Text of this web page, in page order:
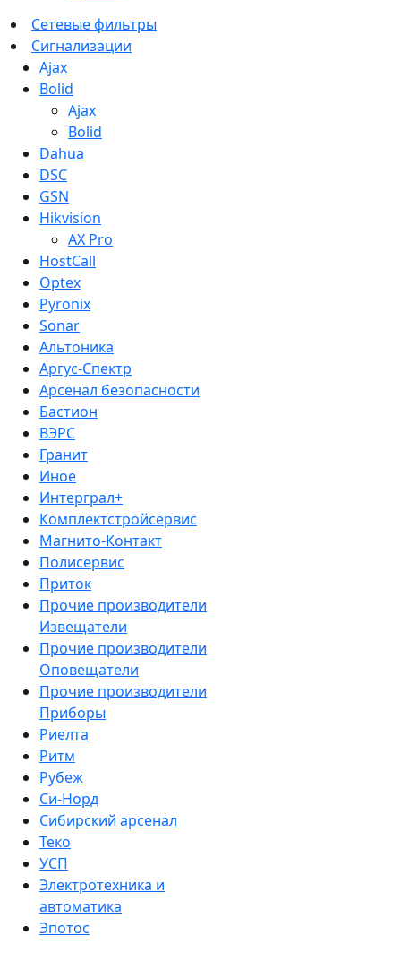
Сетевые фильтры
Сигнализации
Ajax
Bolid
Ajax
Bolid
Dahua
DSC
GSN
Hikvision
AX Pro
HostCall
Optex
Pyronix
Sonar
Альтоника
Аргус-Спектр
Арсенал безопасности
Бастион
ВЭРС
Гранит
Иное
Интерграл+
Комплектстройсервис
Магнито-Контакт
Полисервис
Приток
Прочие производители
Извещатели
Прочие производители
Оповещатели
Прочие производители
Приборы
Риелта
Ритм
Рубеж
Си-Норд
Сибирский арсенал
Теко
УСП
Электротехника и
автоматика
Эпотос